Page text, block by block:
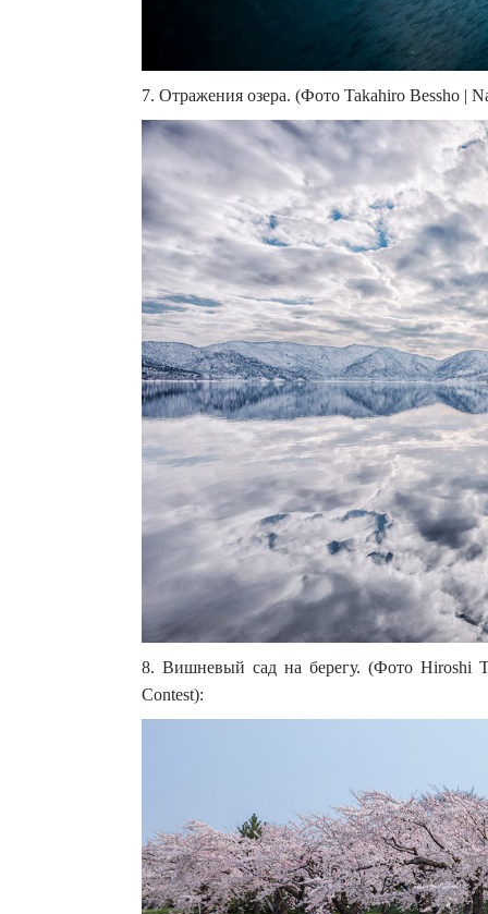
7. Отражения озера. (Фото Takahiro Bessho |
8. Вишневый сад на берегу. (Фото Hiroshi
Contest):